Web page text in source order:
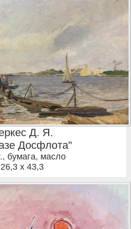
Д. Я.
Досфлота"
, бумага, масло
26,3 x 43,3